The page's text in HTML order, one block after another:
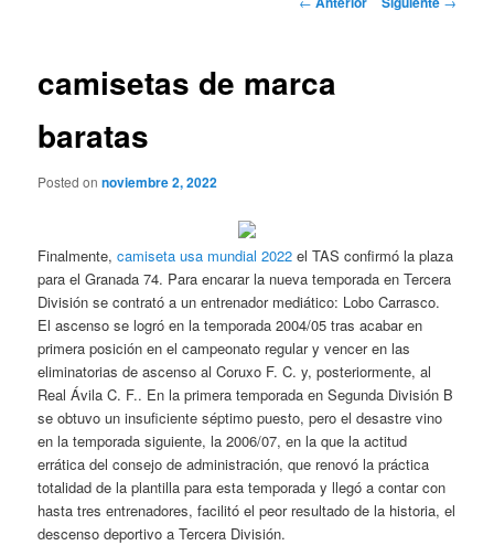
camisetas de marca
baratas
Posted onnoviembre 2, 2022
Finalmente,camiseta usa mundial 2022 el TAS confirmó la plaza
para el Granada 74. Para encarar la nueva temporada en Tercera
División se contrató a un entrenador mediático: Lobo Carrasco.
El ascenso se logró en la temporada 2004/05 tras acabar en
primera posición en el campeonato regular y vencer en las
eliminatorias de ascenso al Coruxo F. C. y, posteriormente, al
Real Ávila C. F.. En la primera temporada en Segunda División B
se obtuvo un insuficiente séptimo puesto, pero el desastre vino
en la temporada siguiente, la 2006/07, en la que la actitud
errática del consejo de administración, que renovó la práctica
totalidad de la plantilla para esta temporada y llegó a contar con
hasta tres entrenadores, facilitó el peor resultado de la historia, el
descenso deportivo a Tercera División.